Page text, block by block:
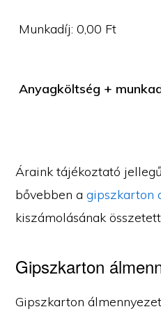
Munkadíj:0,00 Ft
Anyagköltség +
Áraink tájékoztató
bővebben agipszkarton
kiszámolásának
Gipszkarton
Gipszkarton